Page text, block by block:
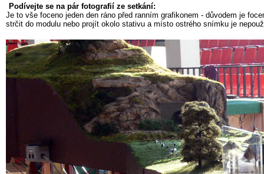
Podívejte se na pár fotografií ze setkání:
Je to vše foceno jeden den ráno před ranním grafikonem - důvodem je
strčit do modulu nebo projít okolo stativu a místo ostrého snímku je